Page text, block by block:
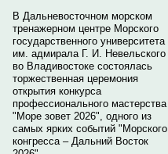
В Дальневосточном морском
тренажерном центре Морского
государственного университета
им. адмирала Г. И. Невельского
во Владивостоке состоялась
торжественная церемония
открытия конкурса
профессионального мастерства
"Море зовет 2026", одного из
самых ярких событий "Морского
конгресса – Дальний Восток